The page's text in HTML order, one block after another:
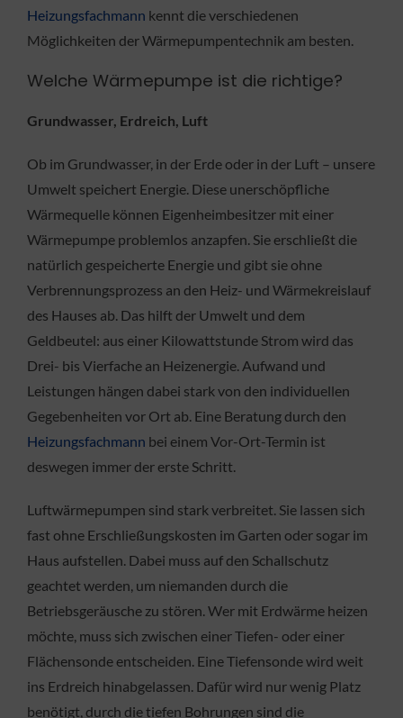
Heizungsfachmann kennt die verschiedenen
Möglichkeiten der Wärmepumpentechnik am besten.
Welche Wärmepumpe ist die richtige?
Grundwasser, Erdreich, Luft
Ob im Grundwasser, in der Erde oder in der Luft – unsere
Umwelt speichert Energie. Diese unerschöpfliche
Wärmequelle können Eigenheimbesitzer mit einer
Wärmepumpe problemlos anzapfen. Sie erschließt die
natürlich gespeicherte Energie und gibt sie ohne
Verbrennungsprozess an den Heiz- und Wärmekreislauf
des Hauses ab. Das hilft der Umwelt und dem
Geldbeutel: aus einer Kilowattstunde Strom wird das
Drei- bis Vierfache an Heizenergie. Aufwand und
Leistungen hängen dabei stark von den individuellen
Gegebenheiten vor Ort ab. Eine Beratung durch den
Heizungsfachmann bei einem Vor-Ort-Termin ist
deswegen immer der erste Schritt.
Luftwärmepumpen sind stark verbreitet. Sie lassen sich
fast ohne Erschließungskosten im Garten oder sogar im
Haus aufstellen. Dabei muss auf den Schallschutz
geachtet werden, um niemanden durch die
Betriebsgeräusche zu stören. Wer mit Erdwärme heizen
möchte, muss sich zwischen einer Tiefen- oder einer
Flächensonde entscheiden. Eine Tiefensonde wird weit
ins Erdreich hinabgelassen. Dafür wird nur wenig Platz
benötigt, durch die tiefen Bohrungen sind die